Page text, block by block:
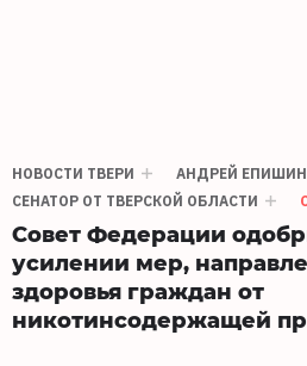
НОВОСТИ ТВЕРИ
АНДРЕЙ ЕПИШИН
СЕНАТОР ОТ ТВЕРСКОЙ ОБЛАСТИ
Совет Федерации
усилении мер,
здоровья граждан от
никотинсодержащей